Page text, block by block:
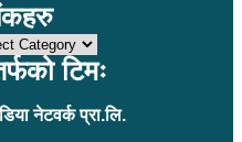
टिमः
नेटवर्क प्रा.लि.